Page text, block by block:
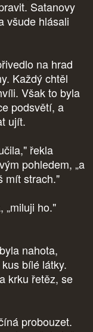
Satanovy
všude hlásali
na hrad
Každý chtěl
Však to byla
podsvětí, a
ujít.
řekla
pohledem, „a
mít strach."
„miluji ho."
nahota,
bílé látky.
krku řetěz, se
probouzet.